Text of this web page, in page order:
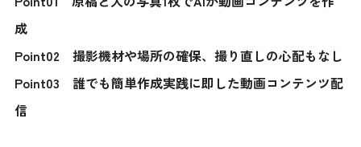
成
Point02 撮影機材や場所の確保、撮り直しの心配もなし
Point03 誰でも簡単作成実践に即した動画コンテンツ配
信